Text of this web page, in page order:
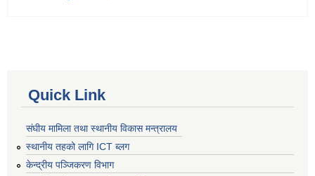
Quick Link
संघीय मामिला तथा स्थानीय विकास मन्त्रालय
स्थानीय तहको लागि ICT ब्लग
केन्द्रीय पञ्जिकरण विभाग